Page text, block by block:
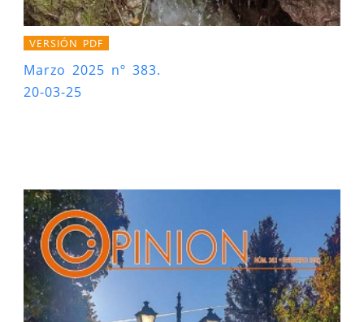
VERSIÓN PDF
Marzo 2025 nº 383.
20-03-25